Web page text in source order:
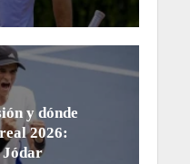
y dónde
2026:
Jódar